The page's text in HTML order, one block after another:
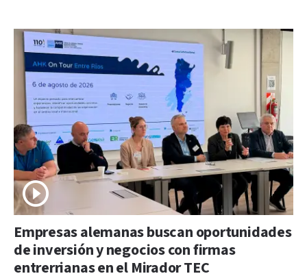
Empresas alemanas buscan oportunidades
de inversión y negocios con firmas
entrerrianas en el Mirador TEC